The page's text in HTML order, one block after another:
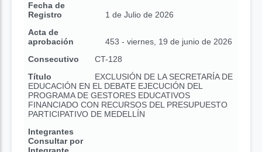
Fecha de
Registro
1 de Julio de 2026
Acta de
aprobación
453 - viernes, 19 de junio de 2026
Consecutivo
CT-128
Título
EXCLUSIÓN DE LA SECRETARÍA DE
EDUCACIÓN EN EL DEBATE EJECUCIÓN DEL
PROGRAMA DE GESTORES EDUCATIVOS
FINANCIADO CON RECURSOS DEL PRESUPUESTO
PARTICIPATIVO DE MEDELLÍN
Integrantes
Consultar por